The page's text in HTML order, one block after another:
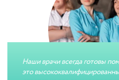
Наши врачи всегда готовы
это